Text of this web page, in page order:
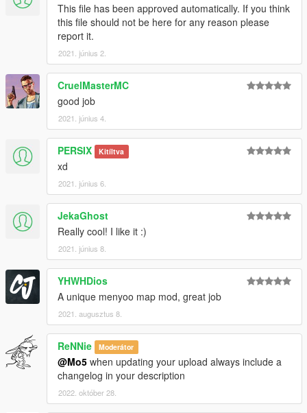
This file has been approved automatically. If you think
this file should not be here for any reason please
report it.
2021. június 2.
CruelMasterMC
good job
2021. június 4.
PERSIX Kitíltva
xd
2021. június 6.
JekaGhost
Really cool! I like it :)
2021. június 8.
YHWHDios
A unique menyoo map mod, great job
2021. augusztus 8.
ReNNie Moderátor
@Mo5 when updating your upload always include a
changelog in your description
2022. október 28.